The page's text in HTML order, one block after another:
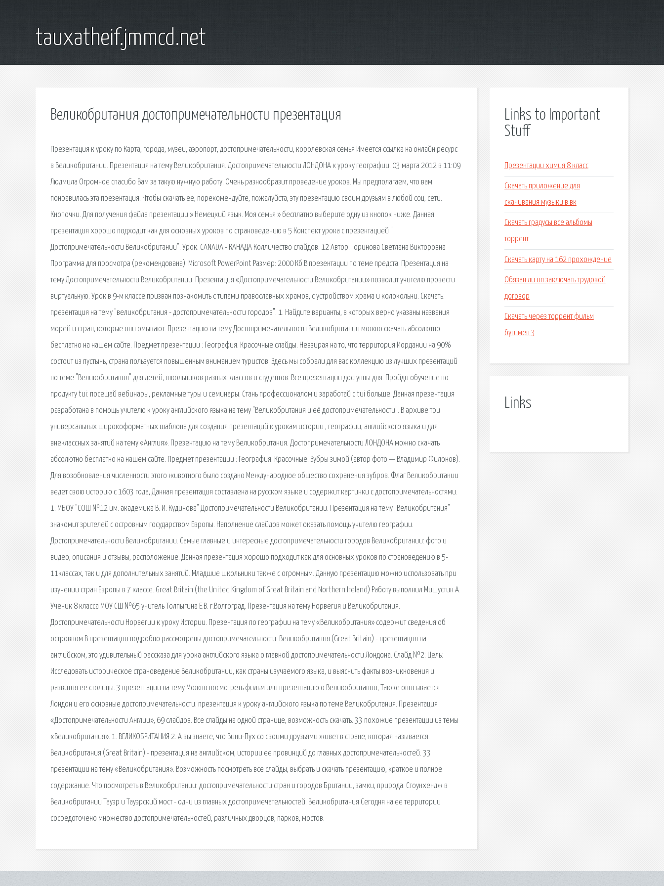
tauxatheif.jmmcd.net
Великобритания достопримечательности презентация
Презентация к уроку по Карта, города, музеи, аэропорт, достопримечательности, королевская семья Имеется ссылка на онлайн ресурс
в Великобритании. Презентация на тему Великобритания. Достопримечательности ЛОНДОНА к уроку географии. 03 марта 2012 в 11:09
Людмила Огромное спасибо Вам за такую нужную работу. Очень разнообразит проведение уроков. Мы предполагаем, что вам
понравилась эта презентация. Чтобы скачать ее, порекомендуйте, пожалуйста, эту презентацию своим друзьям в любой соц. сети.
Кнопочки. Для получения файла презентации » Немецкий язык. Моя семья » бесплатно выберите одну из кнопок ниже. Данная
презентация хорошо подходит как для основных уроков по страноведению в 5 Конспект урока с презентацией "
Достопримечательности Великобритании". Урок: CANADA - КАНАДА Колличество слайдов: 12 Автор: Горинова Светлана Викторовна
Программа для просмотра (рекомендована): Microsoft PowerPoint Размер: 2000 Кб В презентации по теме предста. Презентация на
тему Достопримечательности Великобритании. Презентация «Достопримечательности Великобритании» позволит учителю провести
виртуальную. Урок в 9-м классе призван познакомить с типами православных храмов, с устройством храма и колокольни. Скачать:
презентация на тему "великобритания - достопримечательности городов". 1. Найдите варианты, в которых верно указаны названия
морей и стран, которые они омывают. Презентацию на тему Достопримечательности Великобритании можно скачать абсолютно
бесплатно на нашем сайте. Предмет презентации : География. Красочные слайды. Невзирая на то, что территория Иордании на 90%
состоит из пустынь, страна пользуется повышенным вниманием туристов. Здесь мы собрали для вас коллекцию из лучших презентаций
по теме "Великобритания" для детей, школьников разных классов и студентов. Все презентации доступны для. Пройди обучение по
продукту tui: посещай вебинары, рекламные туры и семинары. Стань профессионалом и заработай с tui больше. Данная презентация
разработана в помощь учителю к уроку английского языка на тему "Великобритания и её достопримечательности". В архиве три
универсальных широкоформатных шаблона для создания презентаций к урокам истории , географии, английского языка и для
внеклассных занятий на тему «Англия». Презентацию на тему Великобритания. Достопримечательности ЛОНДОНА можно скачать
абсолютно бесплатно на нашем сайте. Предмет презентации : География. Красочные. Зубры зимой (автор фото — Владимир Филонов).
Для возобновления численности этого животного было создано Международное общество сохранения зубров. Флаг Великобритании
ведёт свою историю с 1603 года, Данная презентация составлена на русском языке и содержит картинки с достопримечательностями.
1. МБОУ "СОШ №12 им. академика В. И. Кудинова" Достопримечательности Великобритании. Презентация на тему "Великобритания"
знакомит зрителей с островным государством Европы. Наполнение слайдов может оказать помощь учителю географии.
Достопримечательности Великобритании. Самые главные и интересные достопримечательности городов Великобритании: фото и
видео, описания и отзывы, расположение. Данная презентация хорошо подходит как для основных уроков по страноведению в 5-
11классах, так и для дополнительных занятий. Младшие школьники также с огромным. Данную презентацию можно использовать при
изучении стран Европы в 7 классе. Great Britain (the United Kingdom of Great Britain and Northern Ireland) Работу выполнил Мишустин А.
Ученик 8 класса МОУ СШ №65 учитель Толпыгина Е.В. г.Волгоград. Презентация на тему Норвегия и Великобритания.
Достопримечательности Норвегии к уроку Истории. Презентация по географии на тему «Великобритания» содержит сведения об
островном В презентации подробно рассмотрены достопримечательности. Великобритания (Great Britain) - презентация на
английском, это удивительный рассказа для урока английского языка о главной достопримечательности Лондона. Слайд №2: Цель:
Исследовать историческое страноведение Великобритании, как страны изучаемого языка, и выяснить факты возникновения и
развития ее столицы. 3 презентации на тему Можно посмотреть фильм или презентацию о Великобритании, Также описывается
Лондон и его основные достопримечательности. презентация к уроку английского языка по теме Великобритания. Презентация
«Достопримечательности Англии», 69 слайдов. Все слайды на одной странице, возможность скачать. 33 похожие презентации из темы
«Великобритания». 1. ВЕЛИКОБРИТАНИЯ 2. А вы знаете, что Вини-Пух со своими друзьями живет в стране, которая называется.
Великобритания (Great Britain) - презентация на английском, истории ее провинций до главных достопримечательностей. 33
презентации на тему «Великобритания». Возможность посмотреть все слайды, выбрать и скачать презентацию, краткое и полное
содержание. Что посмотреть в Великобритании: достопримечательности стран и городов Британии, замки, природа. Стоунхендж в
Великобритании Тауэр и Тауэрский мост - одни из главных достопримечательностей. Великобритания Сегодня на ее территории
сосредоточено множество достопримечательностей, различных дворцов, парков, мостов.
Links to Important
Stuff
Презентации химия 8 класс
Скачать приложение для
скачивания музыки в вк
Скачать градусы все альбомы
торрент
Скачать карту на 162 прохождение
Обязан ли ип заключать трудовой
договор
Скачать через торрент фильм
бугимен 3
Links